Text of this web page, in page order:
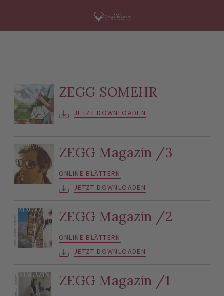
ZEGG SOMEHR
JETZT DOWNLOADEN
ZEGG Magazin /3
ONLINE BLÄTTERN
JETZT DOWNLOADEN
ZEGG Magazin /2
ONLINE BLÄTTERN
JETZT DOWNLOADEN
ZEGG Magazin /1